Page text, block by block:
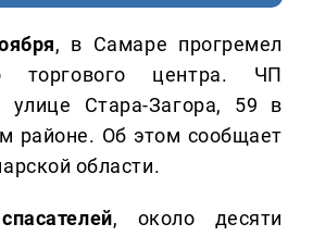
, в Самаре прогремел
торгового центра. ЧП
улице Стара-Загора, 59 в
районе. Об этом сообщает
области.
, около десяти